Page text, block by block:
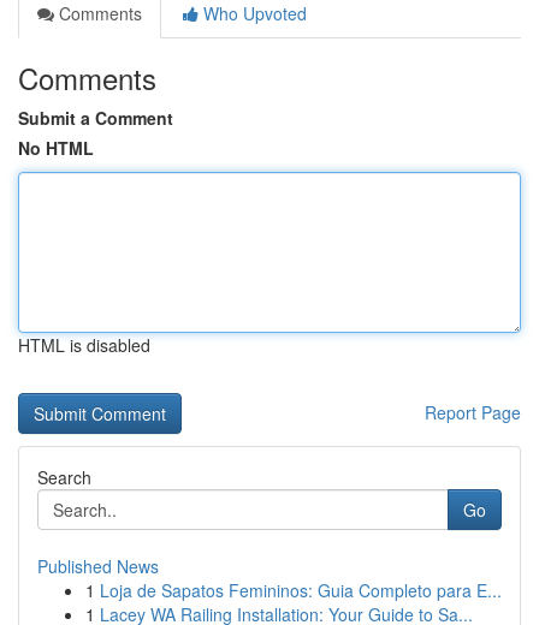
Comments
Who Upvoted
Comments
Submit a Comment
No HTML
HTML is disabled
Report Page
Search
Go
Published News
1 Loja de Sapatos Femininos: Guia Completo para E...
1 Lacey WA Railing Installation: Your Guide to Sa...